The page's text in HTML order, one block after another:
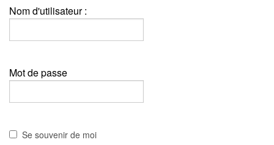
Nom d'utilisateur :
Mot de passe
Se souvenir de moi